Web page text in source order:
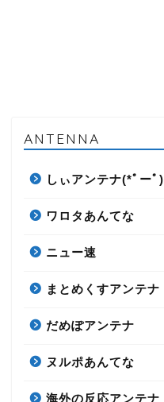
ANTENNA
しぃアンテナ(*ﾟーﾟ)
ワロタあんてな
ニュー速
まとめくすアンテナ
だめぽアンテナ
ヌルポあんてな
海外の反応アンテナ